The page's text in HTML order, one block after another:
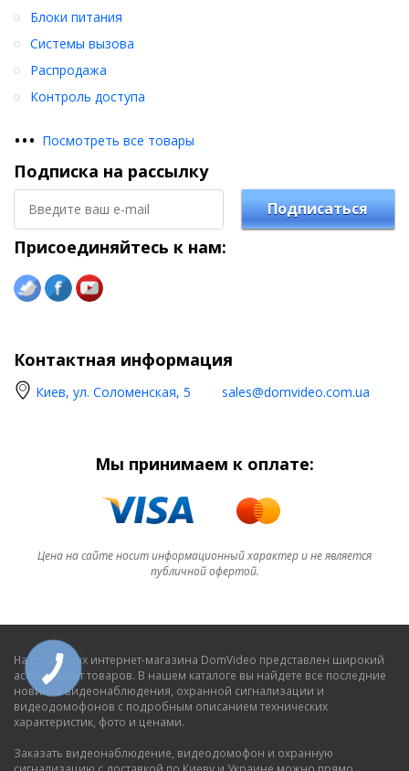
Блоки питания
Системы вызова
Распродажа
Контроль доступа
••• Посмотреть все товары
Подписка на рассылку
Подписаться
Присоединяйтесь к нам:
Контактная информация
Киев, ул. Соломенская, 5 sales@domvideo.com.ua
Мы принимаем к оплате:
Цена на сайте носит информационный характер и не является
публичной офертой.
На страницах интернет-магазина DomVideo представлен широкий
ассортимент товаров. В нашем каталоге вы найдете все последние
новинки видеонаблюдения, охранной сигнализации и
видеодомофонов с подробным описанием технических
характеристик, фото и ценами.
Заказать видеонаблюдение, видеодомофон и охранную